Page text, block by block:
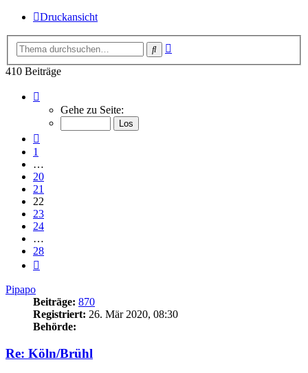
Druckansicht
Suche
410 Beiträge
22
von
Gehe zu Seite:
1
…
20
21
22
23
24
…
28
Pipapo
Beiträge: 870
Registriert: 26. Mär 2020, 08:30
Behörde:
Re: Köln/Brühl